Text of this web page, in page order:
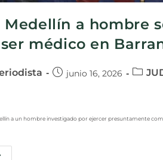
Medellín a hombre
médico en
junio 16, 2026
a un hombre investigado por ejercer presuntamente